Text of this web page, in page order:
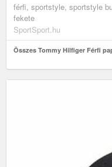
férfi, sportstyle, sportstyle
fekete
SportSport.hu
Összes Tommy Hilfiger Férfi